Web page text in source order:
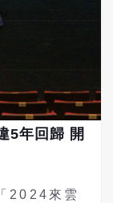
5年回歸 開
2024來雲